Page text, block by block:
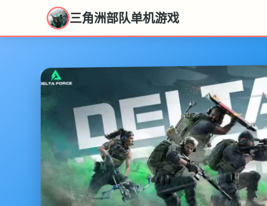
三角洲部队单机游戏